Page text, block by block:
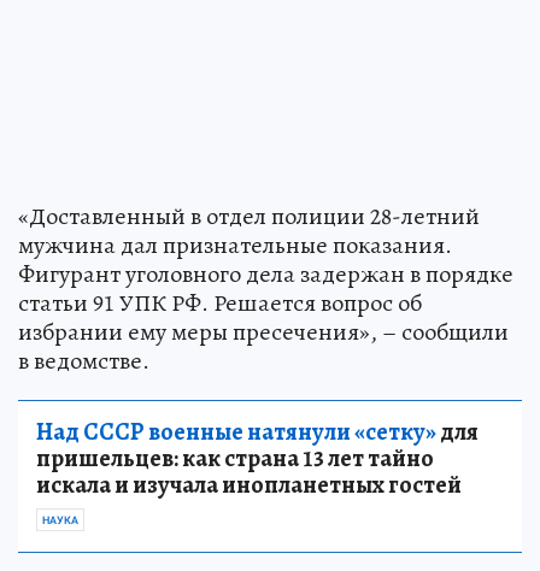
«Доставленный в отдел полиции 28-летний
мужчина дал признательные показания.
Фигурант уголовного дела задержан в порядке
статьи 91 УПК РФ. Решается вопрос об
избрании ему меры пресечения», – сообщили
в ведомстве.
Над СССР военные натянули «сетку»для
пришельцев: как страна 13 лет тайно
искала и изучала инопланетных гостей
НАУКА